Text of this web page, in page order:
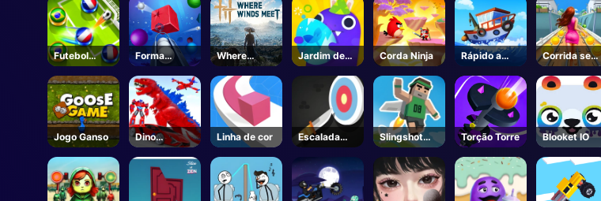
Futebol
Inverno
Forma
esmagamen
to
Where
Winds Meet
- Steam
Jardim de
plantas de
Corda Ninja
Rápido a
Corrida sem
fim do metrô
Jogo Ganso
Dino
Transformar
Corrida
Linha de cor
Escalada
faca
Slingshot
Jetpack
Torção Torre Blooket IO